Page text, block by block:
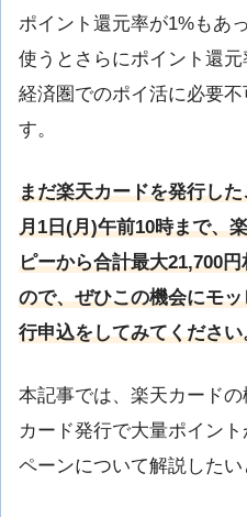
ポイント還元率が1%もあ
使うとさらにポイント還
経済圏でのポイ活に必要
す。
まだ楽天カードを発行し
月1日(月)午前10時まで、
ピーから合計最大21,700
ので、ぜひこの機会にモ
行申込をしてみてください
本記事では、楽天カード
カード発行で大量ポイン
ペーンについて解説したい